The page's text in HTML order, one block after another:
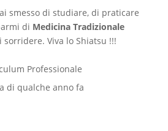
smesso di studiare, di praticare
di Medicina Tradizionale
sorridere. Viva lo Shiatsu !!!
Professionale
di qualche anno fa